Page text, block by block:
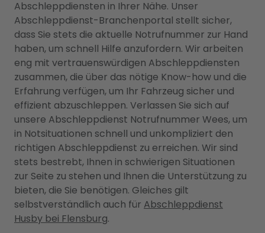
Abschleppdiensten in Ihrer Nähe. Unser
Abschleppdienst-Branchenportal stellt sicher,
dass Sie stets die aktuelle Notrufnummer zur Hand
haben, um schnell Hilfe anzufordern. Wir arbeiten
eng mit vertrauenswürdigen Abschleppdiensten
zusammen, die über das nötige Know-how und die
Erfahrung verfügen, um Ihr Fahrzeug sicher und
effizient abzuschleppen. Verlassen Sie sich auf
unsere Abschleppdienst Notrufnummer Wees, um
in Notsituationen schnell und unkompliziert den
richtigen Abschleppdienst zu erreichen. Wir sind
stets bestrebt, Ihnen in schwierigen Situationen
zur Seite zu stehen und Ihnen die Unterstützung zu
bieten, die Sie benötigen. Gleiches gilt
selbstverständlich auch für Abschleppdienst
Husby bei Flensburg.